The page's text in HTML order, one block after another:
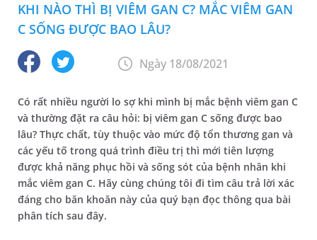
KHI NÀO THÌ BỊ VIÊM GAN C? MẮC VIÊM GAN
C SỐNG ĐƯỢC BAO LÂU?
Ngày 18/08/2021
Có rất nhiều người lo sợ khi mình bị mắc bệnh viêm gan C
và thường đặt ra câu hỏi: bị viêm gan C sống được bao
lâu? Thực chất, tùy thuộc vào mức độ tổn thương gan và
các yếu tố trong quá trình điều trị thì mới tiên lượng
được khả năng phục hồi và sống sót của bệnh nhân khi
mắc viêm gan C. Hãy cùng chúng tôi đi tìm câu trả lời xác
đáng cho băn khoăn này của quý bạn đọc thông qua bài
phân tích sau đây.